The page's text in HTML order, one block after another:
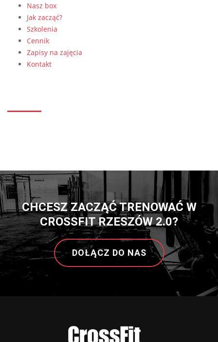
Nasz box
Jak zacząć?
Szkolenia
Cennik
Zapisy na zajęcia
Kontakt
CHCESZ ZACZĄĆ TRENOWAĆ W
CROSSFIT RZESZÓW 2.0?
DOŁĄCZ DO NAS